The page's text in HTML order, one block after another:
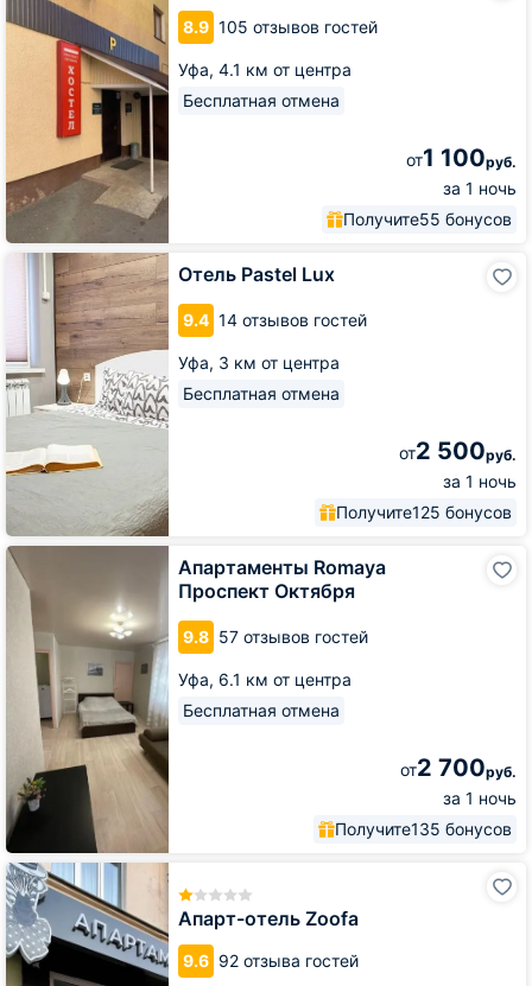
8.9 105 отзывов гостей
Уфа, 4.1 км от центра
Бесплатная отмена
от1 100руб.
за 1 ночь
Получите55 бонусов
Отель Pastel Lux
9.4 14 отзывов гостей
Уфа, 3 км от центра
Бесплатная отмена
от2 500руб.
за 1 ночь
Получите125 бонусов
Апартаменты Romaya
Проспект Октября
9.8 57 отзывов гостей
Уфа, 6.1 км от центра
Бесплатная отмена
от2 700руб.
за 1 ночь
Получите135 бонусов
Апартаменты
Romaya
Проспект
Октября
Апарт-отель Zoofa
9.6 92 отзыва гостей
Апарт-
отель
Zoofa